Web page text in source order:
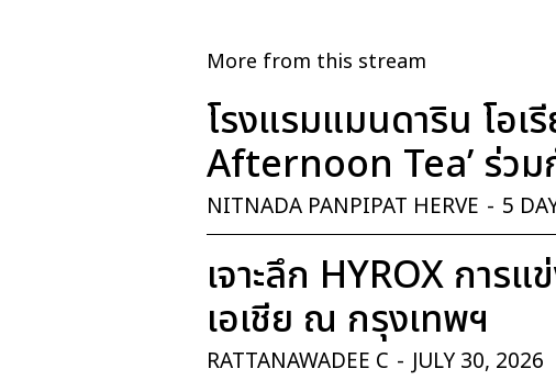
More from this stream
โรงแรมแมนดาริน โอ
Afternoon Tea’ ร่ว
NITNADA PANPIPAT HERVE - 5
เจาะลึก HYROX กา
เอเชีย ณ กรุงเทพฯ
RATTANAWADEE C - JULY 30, 2026